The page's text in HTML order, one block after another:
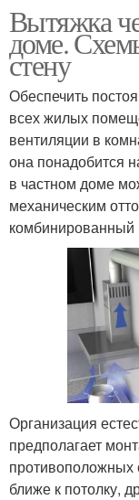
Вытяжка
доме.
стену
Обеспечить
всех жилых
вентиляции в
она понадобится
в частном доме
механическим
комбинированный
Организация
предполагает
противоположных
ближе к потолку,